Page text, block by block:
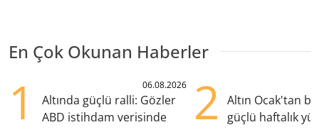
En Çok Okunan Haberler
1 06.08.2026
Altında güçlü ralli: Gözler
ABD istihdam verisinde
2
Altın Ocak'tan
güçlü haftalık